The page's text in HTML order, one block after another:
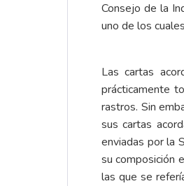
Consejo de la
uno de los
Las cartas
prácticamente
rastros. Sin
sus cartas
enviadas por la
su composición
las que se